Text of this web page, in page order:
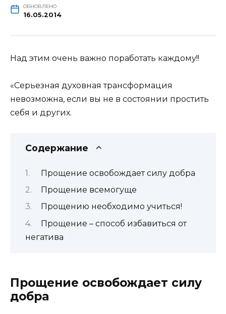
ОБНОВЛЕНО
16.05.2014
Над этим очень важно поработать каждому!!
«Серьезная духовная трансформация
невозможна, если вы не в состоянии простить
себя и других.
Содержание
Прощение освобождает силу добра
Прощение всемогуще
Прощению необходимо учиться!
Прощение – способ избавиться от
негатива
Прощение освобождает силу
добра